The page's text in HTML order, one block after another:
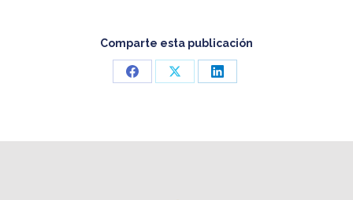
Comparte esta publicación
Share
Share
Share